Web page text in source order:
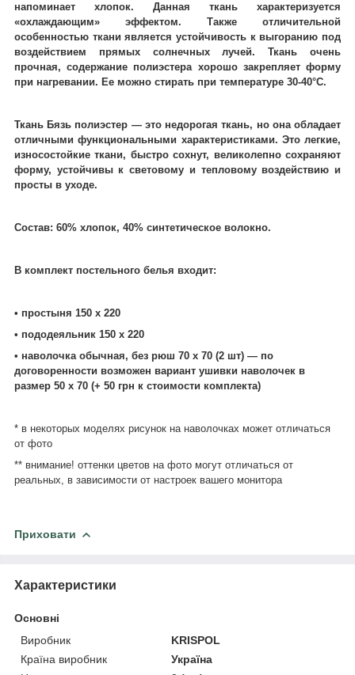
напоминает хлопок. Данная ткань характеризуется
«охлаждающим» эффектом. Также отличительной
особенностью ткани является устойчивость к выгоранию под
воздействием прямых солнечных лучей. Ткань очень
прочная, содержание полиэстера хорошо закрепляет форму
при нагревании. Ее можно стирать при температуре 30-40°C.
Ткань Бязь полиэстер ― это недорогая ткань, но она обладает
отличными функциональными характеристиками. Это легкие,
износостойкие ткани, быстро сохнут, великолепно сохраняют
форму, устойчивы к световому и тепловому воздействию и
просты в уходе.
Состав: 60% хлопок, 40% синтетическое волокно.
В комплект постельного белья входит:
• простыня 150 х 220
• пододеяльник 150 х 220
• наволочка обычная, без рюш 70 х 70 (2 шт) ― по
договоренности возможен вариант ушивки наволочек в
размер 50 х 70 (+ 50 грн к стоимости комплекта)
* в некоторых моделях рисунок на наволочках может отличаться
от фото
** внимание! оттенки цветов на фото могут отличаться от
реальных, в зависимости от настроек вашего монитора
Приховати
Характеристики
Основні
Виробник
KRISPOL
Країна виробник
Україна